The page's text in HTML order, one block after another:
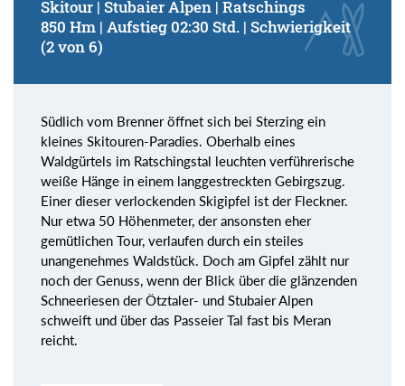
Skitour | Stubaier Alpen | Ratschings
850 Hm | Aufstieg 02:30 Std. | Schwierigkeit
(2 von 6)
Südlich vom Brenner öffnet sich bei Sterzing ein
kleines Skitouren-Paradies. Oberhalb eines
Waldgürtels im Ratschingstal leuchten verführerische
weiße Hänge in einem langgestreckten Gebirgszug.
Einer dieser verlockenden Skigipfel ist der Fleckner.
Nur etwa 50 Höhenmeter, der ansonsten eher
gemütlichen Tour, verlaufen durch ein steiles
unangenehmes Waldstück. Doch am Gipfel zählt nur
noch der Genuss, wenn der Blick über die glänzenden
Schneeriesen der Ötztaler- und Stubaier Alpen
schweift und über das Passeier Tal fast bis Meran
reicht.